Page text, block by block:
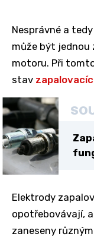
Nesprávné a
může být jednou
motoru. Při
stav
Elektrody
opotřebovávají,
zaneseny